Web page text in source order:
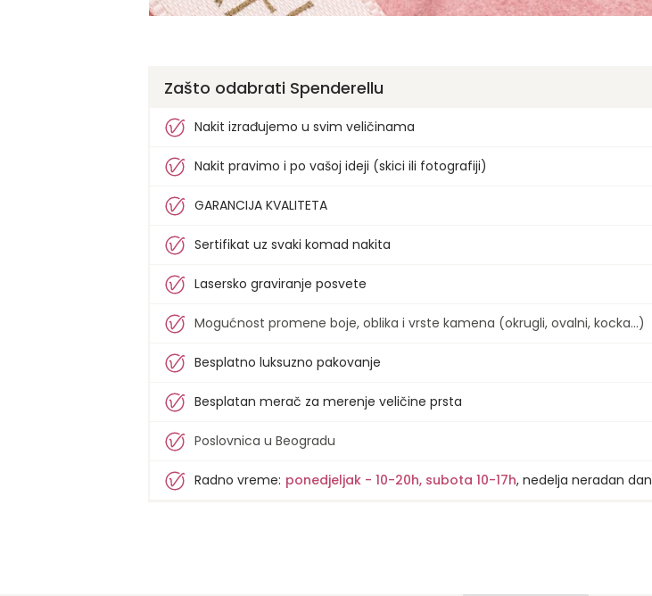
Zašto odabrati Spenderellu
Nakit izrađujemo u svim veličinama
Nakit pravimo i po vašoj ideji (skici ili fotografiji)
GARANCIJA KVALITETA
Sertifikat uz svaki komad nakita
Lasersko graviranje posvete
Mogućnost promene boje, oblika i vrste kamena (okrugli, ovalni, kocka...)
Besplatno luksuzno pakovanje
Besplatan merač za merenje veličine prsta
Poslovnica u Beogradu
Radno vreme: ponedjeljak - 10-20h, subota 10-17h, nedelja neradan dan